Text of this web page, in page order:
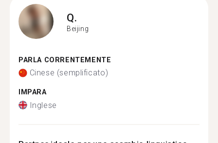
Q.
Beijing
PARLA CORRENTEMENTE
Cinese (semplificato)
IMPARA
Inglese